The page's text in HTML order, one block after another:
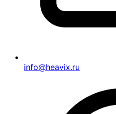
info@heavix.ru